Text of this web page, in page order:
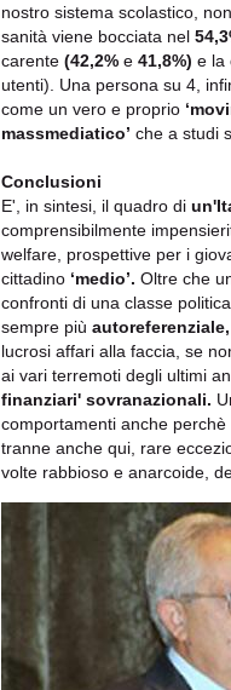
nostro sistema scolastico,
sanità viene bocciata nel
carente (42,2% e 41,8%) e la
utenti). Una persona su 4,
come un vero e proprio
massmediatico’ che a studi
Conclusioni
E', in sintesi, il quadro di
comprensibilmente
welfare, prospettive per i
cittadino ‘medio’. Oltre che
confronti di una classe
sempre più autoreferenziale,
lucrosi affari alla faccia, se
ai vari terremoti degli ultimi
finanziari' sovranazionali.
comportamenti anche
tranne anche qui, rare
volte rabbioso e anarcoide,